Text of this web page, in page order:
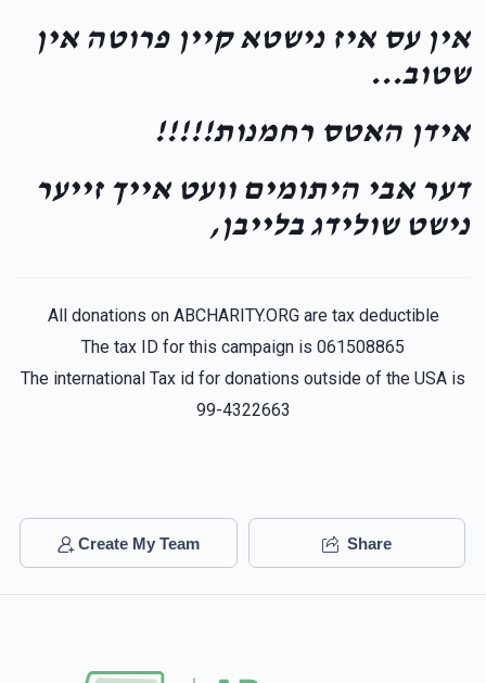
אין עס איז נישטא קיין פרוטה אין
שטוב...
אידן האטס רחמנות!!!!!
דער אבי היתומים וועט אייך זייער
נישט שולידג בלייבן,
All donations on ABCHARITY.ORG are tax deductible
The tax ID for this campaign is 061508865
The international Tax id for donations outside of the USA is
99-4322663
Create My Team Share